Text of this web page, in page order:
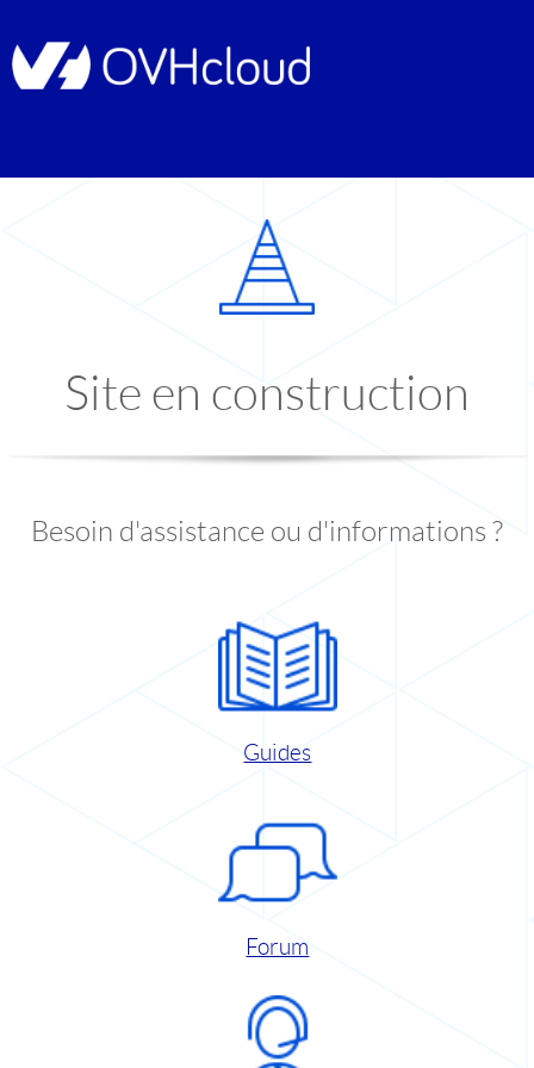
Site en construction
Besoin d'assistance ou d'informations ?
Guides
Forum